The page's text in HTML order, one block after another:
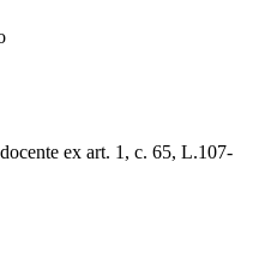
ex art. 1, c. 65, L.107-